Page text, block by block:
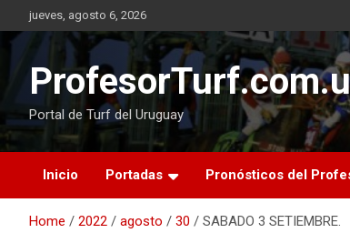
to
content
jueves, agosto 6, 2026
Portal de Turf del Uruguay
Inicio Portadas Pronósticos del
Home 2022 agosto 30 SABADO 3 SETIEMBRE.